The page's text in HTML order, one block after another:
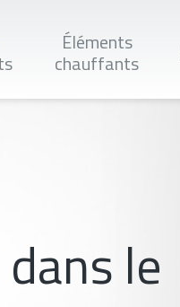
Éléments
chauffants
dans le